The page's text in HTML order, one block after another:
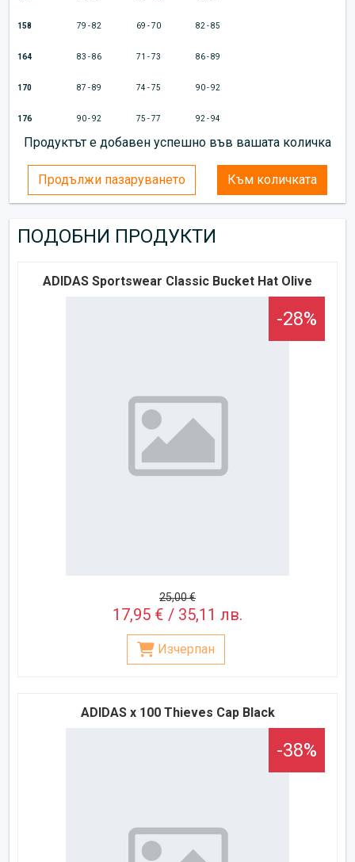
158 79 - 82 69 - 70 82 - 85
164 83 - 86 71 - 73 86 - 89
170 87 - 89 74 - 75 90 - 92
176 90 - 92 75 - 77 92 - 94
Продуктът е добавен успешно във вашата количка
Продължи пазаруването Към количката
ПОДОБНИ ПРОДУКТИ
ADIDAS Sportswear Classic Bucket Hat Olive
-28%
25,00 €
17,95 € / 35,11 лв.
Изчерпан
ADIDAS x 100 Thieves Cap Black
-38%